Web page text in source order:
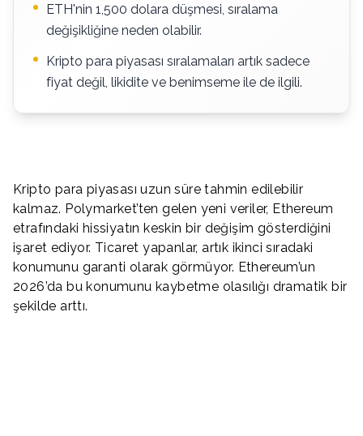
ETH'nin 1,500 dolara düşmesi, sıralama
değişikliğine neden olabilir.
Kripto para piyasası sıralamaları artık sadece
fiyat değil, likidite ve benimseme ile de ilgili.
Kripto para piyasası uzun süre tahmin edilebilir
kalmaz. Polymarket’ten gelen yeni veriler, Ethereum
etrafındaki hissiyatın keskin bir değişim gösterdiğini
işaret ediyor. Ticaret yapanlar, artık ikinci sıradaki
konumunu garanti olarak görmüyor. Ethereum’un
2026’da bu konumunu kaybetme olasılığı dramatik bir
şekilde arttı.